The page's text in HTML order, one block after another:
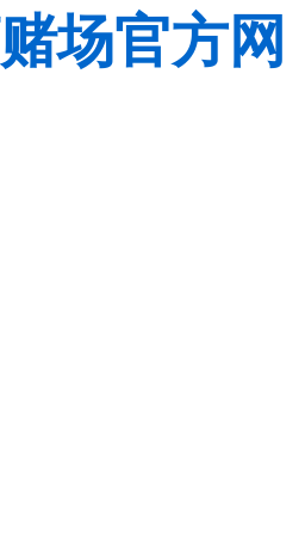
场官方网